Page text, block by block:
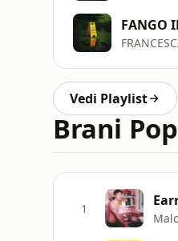
FANGO
Vedi Playlist
Brani
1